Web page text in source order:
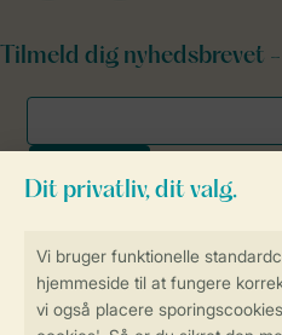
Sikker og hurtig online
Sikker datahåndtering
Tilmeld dig nyhedsbrevet